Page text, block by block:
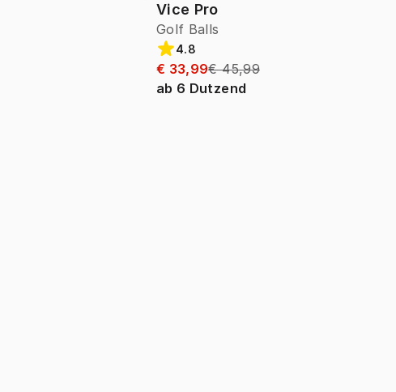
Vice Pro
Golf Balls
4.8
€ 33,99€ 45,99
ab 6 Dutzend